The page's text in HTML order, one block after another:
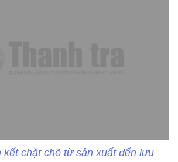
kết chặt chẽ từ sản xuất đến lưu